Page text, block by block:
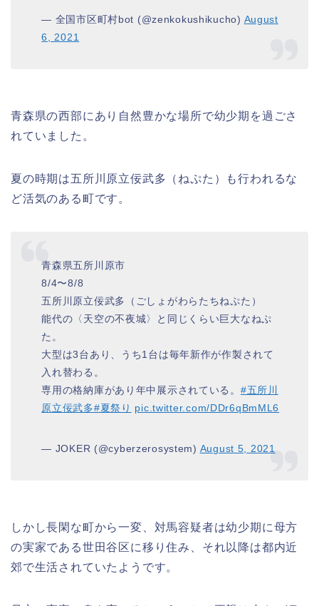
— 全国市区町村bot (@zenkokushikucho) August
6, 2021
青森県の西部にあり自然豊かな場所で幼少期を過ごさ
れていました。
夏の時期は五所川原立佞武多（ねぷた）も行われるな
ど活気のある町です。
青森県五所川原市
8/4〜8/8
五所川原立佞武多（ごしょがわらたちねぷた）
能代の〈天空の不夜城〉と同じくらい巨大なねぷ
た。
大型は3台あり、うち1台は毎年新作が作製されて
入れ替わる。
専用の格納庫があり年中展示されている。 #五所川
原立佞武多#夏祭り pic.twitter.com/DDr6qBmML6
— JOKER (@cyberzerosystem) August 5, 2021
しかし長閑な町から一変、対馬容疑者は幼少期に母方
の実家である世田谷区に移り住み、それ以降は都内近
郊で生活されていたようです。